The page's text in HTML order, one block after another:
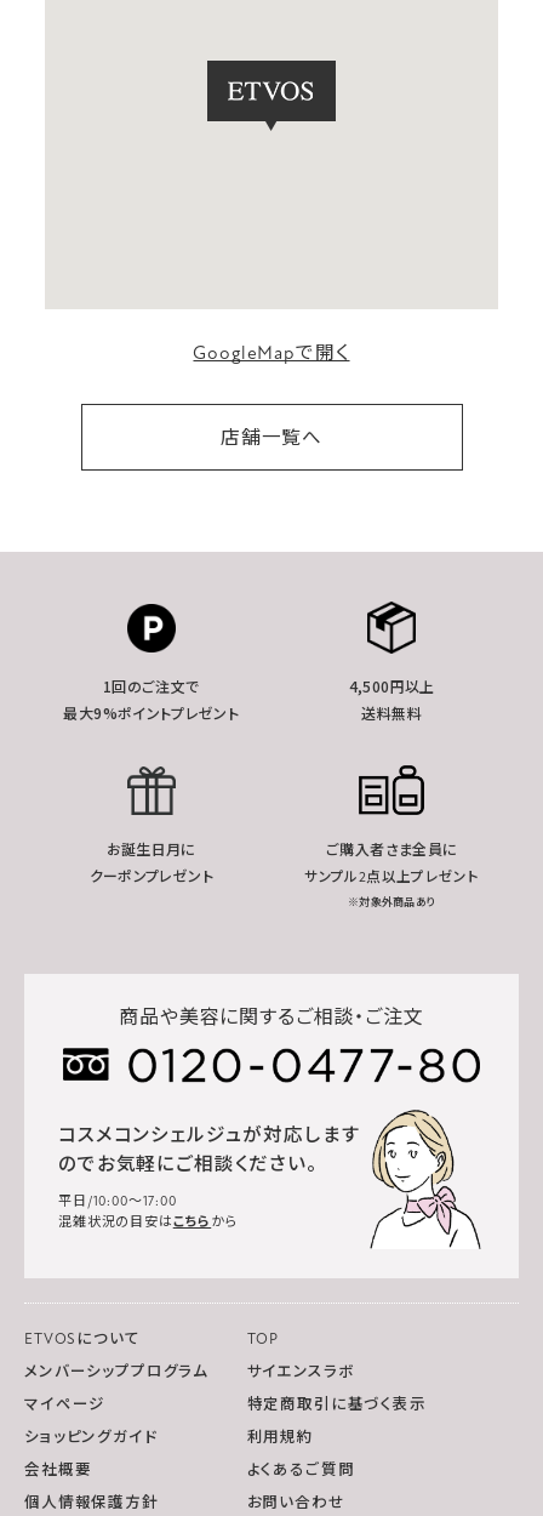
GoogleMapで開く
店舗一覧へ
1回のご注文で
最大9%ポイントプレゼント
4,500円以上
送料無料
お誕生日月に
クーポンプレゼント
ご購入者さま全員に
サンプル2点以上プレゼント
※対象外商品あり
商品や美容に関するご相談・ご注文
コスメコンシェルジュが対応します
のでお気軽にご相談ください。
平日/10:00～17:00
混雑状況の目安はこちら から
ETVOSについて
TOP
メンバーシッププログラム
サイエンスラボ
マイページ
特定商取引に基づく表示
ショッピングガイド
利用規約
会社概要
よくあるご質問
個人情報保護方針
お問い合わせ